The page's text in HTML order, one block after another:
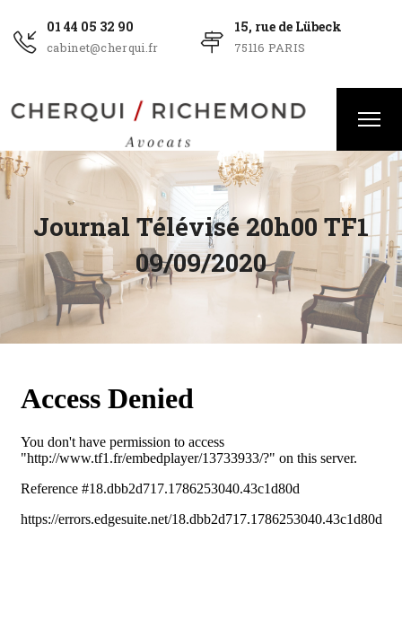
01 44 05 32 90
cabinet@cherqui.fr
15, rue de Lübeck
75116 PARIS
Journal Télévisé 20h00 TF1
09/09/2020